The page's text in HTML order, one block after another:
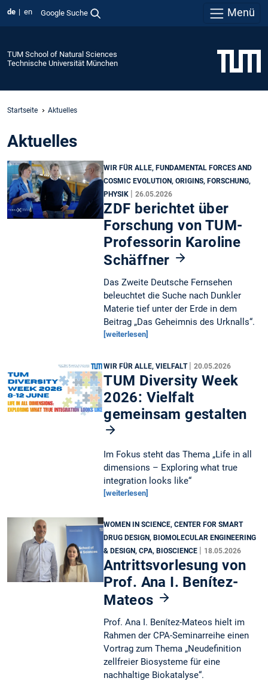
de en Google Suche Menü
TUM School of Natural Sciences
Technische Universität München
Startseite Aktuelles
Aktuelles
WIR FÜR ALLE, FUNDAMENTAL FORCES AND
COSMIC EVOLUTION, ORIGINS, FORSCHUNG,
PHYSIK
|26.05.2026
ZDF berichtet über
Forschung von TUM-
Professorin Karoline
Schäffner
Das Zweite Deutsche Fernsehen
beleuchtet die Suche nach Dunkler
Materie tief unter der Erde in dem
Beitrag „Das Geheimnis des Urknalls“.
[weiterlesen]
WIR FÜR ALLE, VIELFALT |20.05.2026
TUM Diversity Week
2026: Vielfalt
gemeinsam gestalten
Im Fokus steht das Thema „Life in all
dimensions – Exploring what true
integration looks like“
[weiterlesen]
WOMEN IN SCIENCE, CENTER FOR SMART
DRUG DESIGN, BIOMOLECULAR ENGINEERING
& DESIGN, CPA, BIOSCIENCE | 18.05.2026
Antrittsvorlesung von
Prof. Ana I. Benítez-
Mateos
Prof. Ana I. Benítez-Mateos hielt im
Rahmen der CPA-Seminarreihe einen
Vortrag zum Thema „Neudefinition
zellfreier Biosysteme für eine
nachhaltige Biokatalyse“.